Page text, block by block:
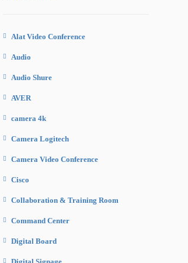
Alat Video Conference
Audio
Audio Shure
AVER
camera 4k
Camera Logitech
Camera Video Conference
Cisco
Collaboration & Training Room
Command Center
Digital Board